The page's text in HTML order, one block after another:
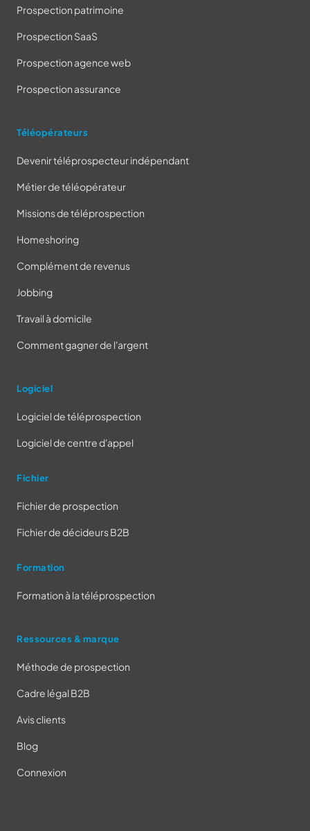
Prospection patrimoine
Prospection SaaS
Prospection agence web
Prospection assurance
Téléopérateurs
Devenir téléprospecteur indépendant
Métier de téléopérateur
Missions de téléprospection
Homeshoring
Complément de revenus
Jobbing
Travail à domicile
Comment gagner de l'argent
Logiciel
Logiciel de téléprospection
Logiciel de centre d'appel
Fichier
Fichier de prospection
Fichier de décideurs B2B
Formation
Formation à la téléprospection
Ressources & marque
Méthode de prospection
Cadre légal B2B
Avis clients
Blog
Connexion